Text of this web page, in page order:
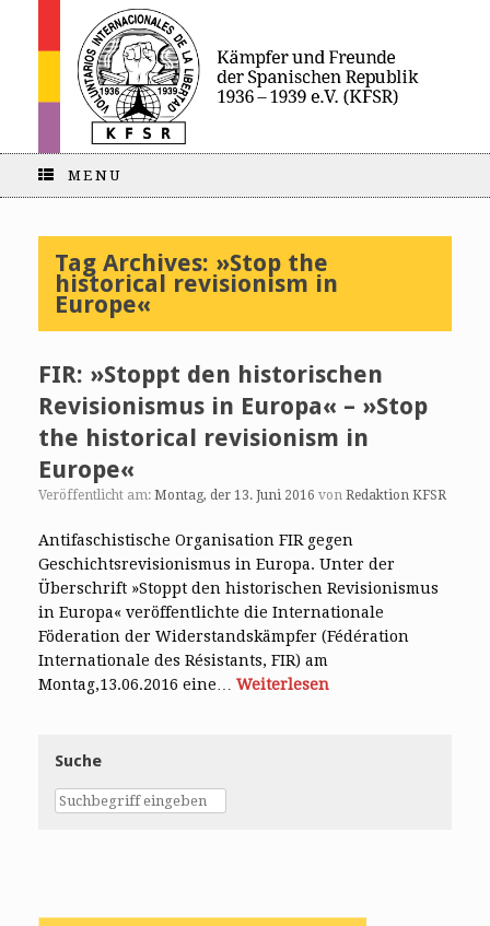
MENU
Tag Archives: »Stop the
historical revisionism in
Europe«
FIR: »Stoppt den historischen
Revisionismus in Europa« – »Stop
the historical revisionism in
Europe«
Veröffentlicht am: Montag, der 13. Juni 2016 von Redaktion KFSR
Antifaschistische Organisation FIR gegen
Geschichtsrevisionismus in Europa. Unter der
Überschrift »Stoppt den historischen Revisionismus
in Europa« veröffentlichte die Internationale
Föderation der Widerstandskämpfer (Fédération
Internationale des Résistants, FIR) am
Montag,13.06.2016 eine… Weiterlesen
Suche